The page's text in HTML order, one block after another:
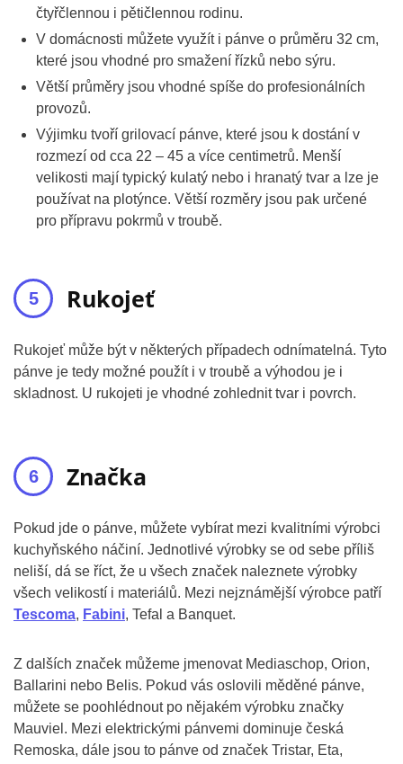
čtyřčlennou i pětičlennou rodinu.
V domácnosti můžete využít i pánve o průměru 32 cm,
které jsou vhodné pro smažení řízků nebo sýru.
Větší průměry jsou vhodné spíše do profesionálních
provozů.
Výjimku tvoří grilovací pánve, které jsou k dostání v
rozmezí od cca 22 – 45 a více centimetrů. Menší
velikosti mají typický kulatý nebo i hranatý tvar a lze je
používat na plotýnce. Větší rozměry jsou pak určené
pro přípravu pokrmů v troubě.
Rukojeť
Rukojeť může být v některých případech odnímatelná. Tyto
pánve je tedy možné použít i v troubě a výhodou je i
skladnost. U rukojeti je vhodné zohlednit tvar i povrch.
Značka
Pokud jde o pánve, můžete vybírat mezi kvalitními výrobci
kuchyňského náčiní. Jednotlivé výrobky se od sebe příliš
neliší, dá se říct, že u všech značek naleznete výrobky
všech velikostí i materiálů. Mezi nejznámější výrobce patří
Tescoma, Fabini, Tefal a Banquet.
Z dalších značek můžeme jmenovat Mediaschop, Orion,
Ballarini nebo Belis. Pokud vás oslovili měděné pánve,
můžete se poohlédnout po nějakém výrobku značky
Mauviel. Mezi elektrickými pánvemi dominuje česká
Remoska, dále jsou to pánve od značek Tristar, Eta,